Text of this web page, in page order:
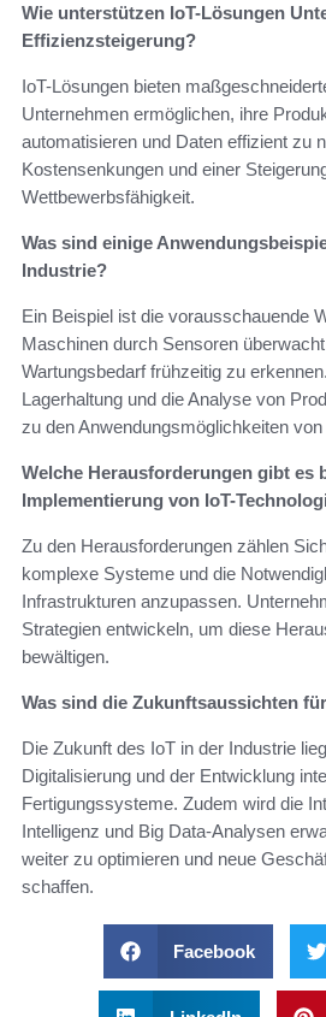
Wie unterstützen IoT-Lösungen
Effizienzsteigerung?
IoT-Lösungen bieten
Unternehmen ermöglichen, ihre
automatisieren und Daten effizient zu
Kostensenkungen und einer
Wettbewerbsfähigkeit.
Was sind einige
Industrie?
Ein Beispiel ist die vorausschauende
Maschinen durch Sensoren
Wartungsbedarf frühzeitig zu
Lagerhaltung und die Analyse von
zu den Anwendungsmöglichkeiten
Welche Herausforderungen gibt es
Implementierung von IoT-
Zu den Herausforderungen zählen
komplexe Systeme und die
Infrastrukturen anzupassen.
Strategien entwickeln, um diese
bewältigen.
Was sind die Zukunftsaussichten
Die Zukunft des IoT in der Industrie
Digitalisierung und der Entwicklung
Fertigungssysteme. Zudem wird die
Intelligenz und Big Data-Analysen
weiter zu optimieren und neue
schaffen.
Facebook